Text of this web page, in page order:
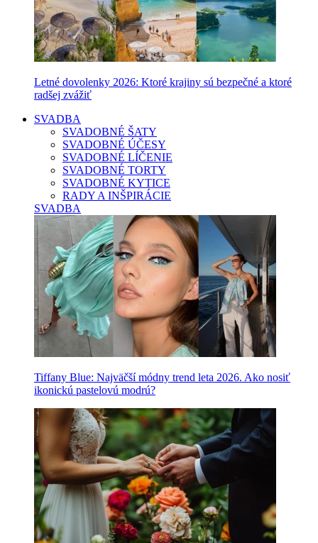
Letné dovolenky 2026: Ktoré krajiny sú bezpečné a ktoré
radšej zvážiť
SVADBA
SVADOBNÉ ŠATY
SVADOBNÉ ÚČESY
SVADOBNÉ LÍČENIE
SVADOBNÉ TORTY
SVADOBNÉ KYTICE
RADY A INŠPIRÁCIE
SVADBA
Tiffany Blue: Najväčší módny trend leta 2026. Ako nosiť
ikonickú pastelovú modrú?